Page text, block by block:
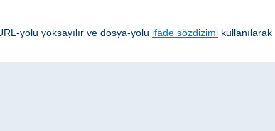
yolu yoksayılır ve dosya-yolu ifade sözdizimi kullanılarak